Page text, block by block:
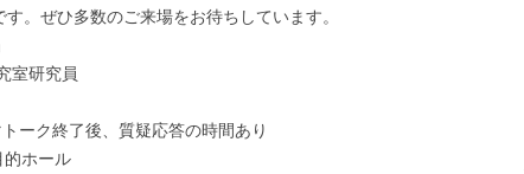
。ぜひ多数のご来場をお待ちしています。
室研究員
ーク終了後、質疑応答の時間あり
的ホール